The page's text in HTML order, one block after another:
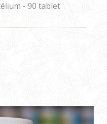
- 90 tablet